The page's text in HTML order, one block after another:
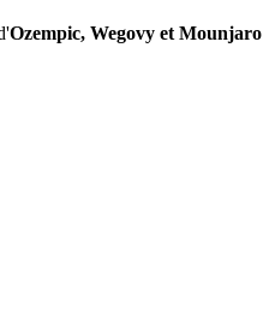
Ozempic, Wegovy et Mounjaro